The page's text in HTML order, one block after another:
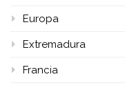
Europa
Extremadura
Francia